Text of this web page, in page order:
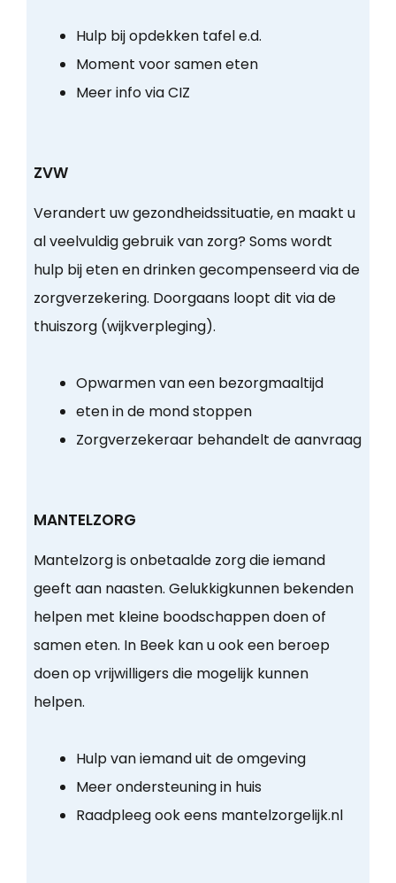
Hulp bij opdekken tafel e.d.
Moment voor samen eten
Meer info via CIZ
ZVW
Verandert uw gezondheidssituatie, en maakt u
al veelvuldig gebruik van zorg? Soms wordt
hulp bij eten en drinken gecompenseerd via de
zorgverzekering. Doorgaans loopt dit via de
thuiszorg (wijkverpleging).
Opwarmen van een bezorgmaaltijd
eten in de mond stoppen
Zorgverzekeraar behandelt de aanvraag
MANTELZORG
Mantelzorg is onbetaalde zorg die iemand
geeft aan naasten. Gelukkigkunnen bekenden
helpen met kleine boodschappen doen of
samen eten. In Beek kan u ook een beroep
doen op vrijwilligers die mogelijk kunnen
helpen.
Hulp van iemand uit de omgeving
Meer ondersteuning in huis
Raadpleeg ook eens mantelzorgelijk.nl